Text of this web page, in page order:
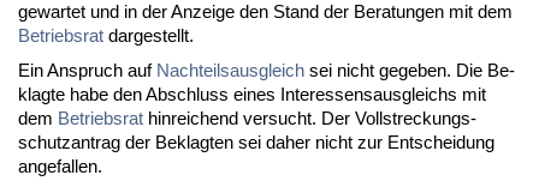
ge­war­tet und in der An­zei­ge den Stand der Be­ra­tun­gen mit dem
Be­triebs­rat dar­ge­stellt.
Ein An­spruch auf Nach­teils­aus­gleich sei nicht ge­ge­ben. Die Be­
klag­te ha­be den Ab­schluss ei­nes In­ter­es­sens­aus­gleichs mit
dem Be­triebs­rat hin­rei­chend ver­sucht. Der Voll­stre­ckungs­
schutz­an­trag der Be­klag­ten sei da­her nicht zur Ent­schei­dung
an­ge­fal­len.